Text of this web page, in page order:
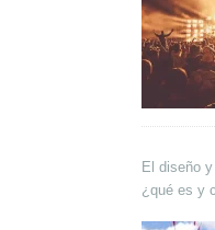
El diseño
¿qué es y